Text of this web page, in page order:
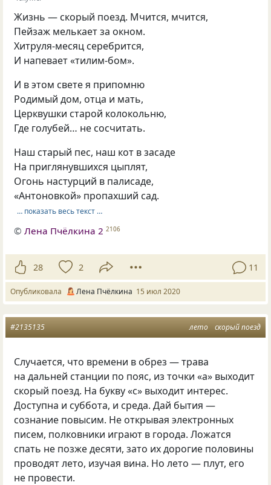
Жизнь — скорый поезд. Мчится, мчится,
Пейзаж мелькает за окном.
Хитруля-месяц серебрится,
И напевает «тилим-бом».
И в этом свете я припомню
Родимый дом, отца и мать,
Церквушки старой колокольню,
Где голубей… не сосчитать.
Наш старый пес, наш кот в засаде
На приглянувшихся цыплят,
Огонь настурций в палисаде,
«Антоновкой» пропахший сад.
… показать весь текст …
©Лена Пчёлкина 2 2106
28 2 11
Опубликовала Лена Пчёлкина 15 июл 2020
лето скорый поезд
#2135135
Случается, что времени в обрез — трава
на дальней станции по пояс, из точки «а» выходит
скорый поезд. На букву «с» выходит интерес.
Доступна и суббота, и среда. Дай бытия —
сознание повысим. Не открывая электронных
писем, полковники играют в города. Ложатся
спать не позже десяти, зато их дорогие половины
проводят лето, изучая вина. Но лето — плут, его
не провести.